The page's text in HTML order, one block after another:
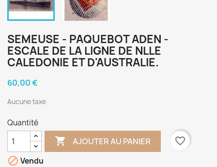
SEMEUSE - PAQUEBOT ADEN -
ESCALE DE LA LIGNE DE NLLE
CALEDONIE ET D'AUSTRALIE.
60,00 €
Aucune taxe
Quantité
 AJOUTER AU PANIER
favorite_border
 Vendu